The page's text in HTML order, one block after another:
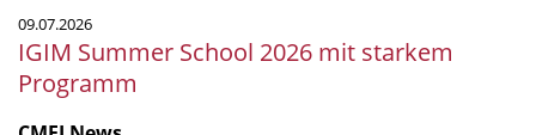
09.07.2026
IGIM Summer School 2026 mit starkem
Programm